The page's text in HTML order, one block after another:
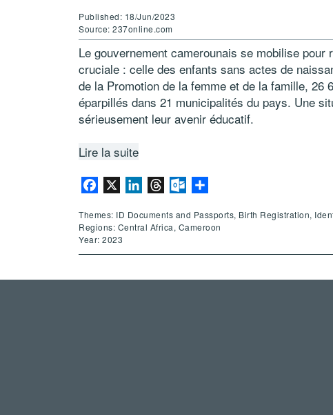
Published: 18/Jun/2023
Source: 237online.com
Le gouvernement camerounais se mobilise
cruciale : celle des enfants sans actes de
de la Promotion de la femme et de la famille,
éparpillés dans 21 municipalités du pays. Une
sérieusement leur avenir éducatif.
Lire la suite
Facebook LinkedInThreadsOutlook.com
Themes: ID Documents and Passports, Birth Registration,
Regions: Central Africa, Cameroon
Year: 2023